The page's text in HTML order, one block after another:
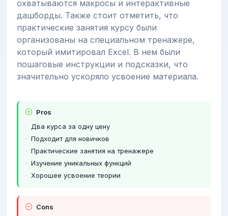
охватываются макросы и интерактивные
дашборды. Также стоит отметить, что
практические занятия курсу были
организованы на специальном тренажере,
который имитировал Excel. В нем были
пошаговые инструкции и подсказки, что
значительно ускоряло усвоение материала.
Pros
Два курса за одну цену
Подходит для новичков
Практические занятия на тренажере
Изучение уникальных функций
Хорошее усвоение теории
Cons